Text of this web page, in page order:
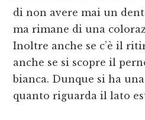
di non avere mai un
ma rimane di una
Inoltre anche se c’è il
anche se si scopre il
bianca. Dunque si ha
quanto riguarda il lato